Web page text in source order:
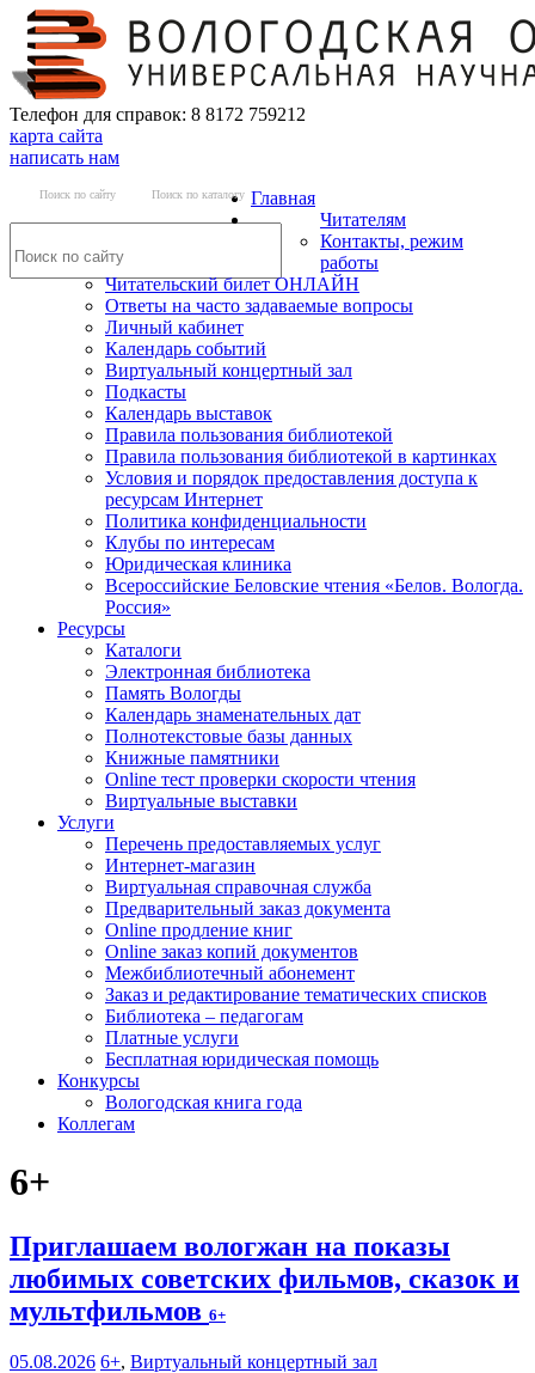
Телефон для справок: 8 8172 759212
карта сайта
написать нам
Поиск по сайту Поиск по каталогу Главная
Читателям
Контакты, режим
работы
Читательский билет ОНЛАЙН
Ответы на часто задаваемые вопросы
Личный кабинет
Календарь событий
Виртуальный концертный зал
Подкасты
Календарь выставок
Правила пользования библиотекой
Правила пользования библиотекой в картинках
Условия и порядок предоставления доступа к
ресурсам Интернет
Политика конфиденциальности
Клубы по интересам
Юридическая клиника
Всероссийские Беловские чтения «Белов. Вологда.
Россия»
Ресурсы
Каталоги
Электронная библиотека
Память Вологды
Календарь знаменательных дат
Полнотекстовые базы данных
Книжные памятники
Online тест проверки скорости чтения
Виртуальные выставки
Услуги
Перечень предоставляемых услуг
Интернет-магазин
Виртуальная справочная служба
Предварительный заказ документа
Online продление книг
Online заказ копий документов
Межбиблиотечный абонемент
Заказ и редактирование тематических списков
Библиотека – педагогам
Платные услуги
Бесплатная юридическая помощь
Конкурсы
Вологодская книга года
Коллегам
6+
Приглашаем вологжан на показы
любимых советских фильмов, сказок и
мультфильмов 6+
05.08.2026 6+, Виртуальный концертный зал